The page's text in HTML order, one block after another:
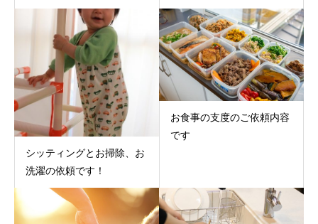
シッティングとお掃除、お
洗濯の依頼です！
お食事の支度のご依頼内容
です